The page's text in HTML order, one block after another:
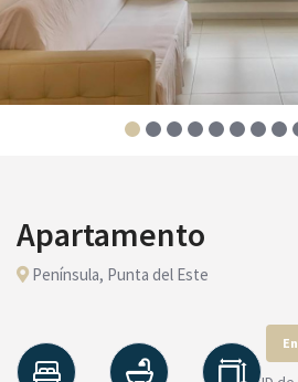
Apartamento
Península, Punta del Este